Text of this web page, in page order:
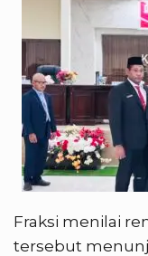
Fraksi menilai
tersebut